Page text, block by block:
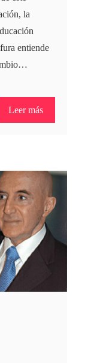
la
entiende
Leer más